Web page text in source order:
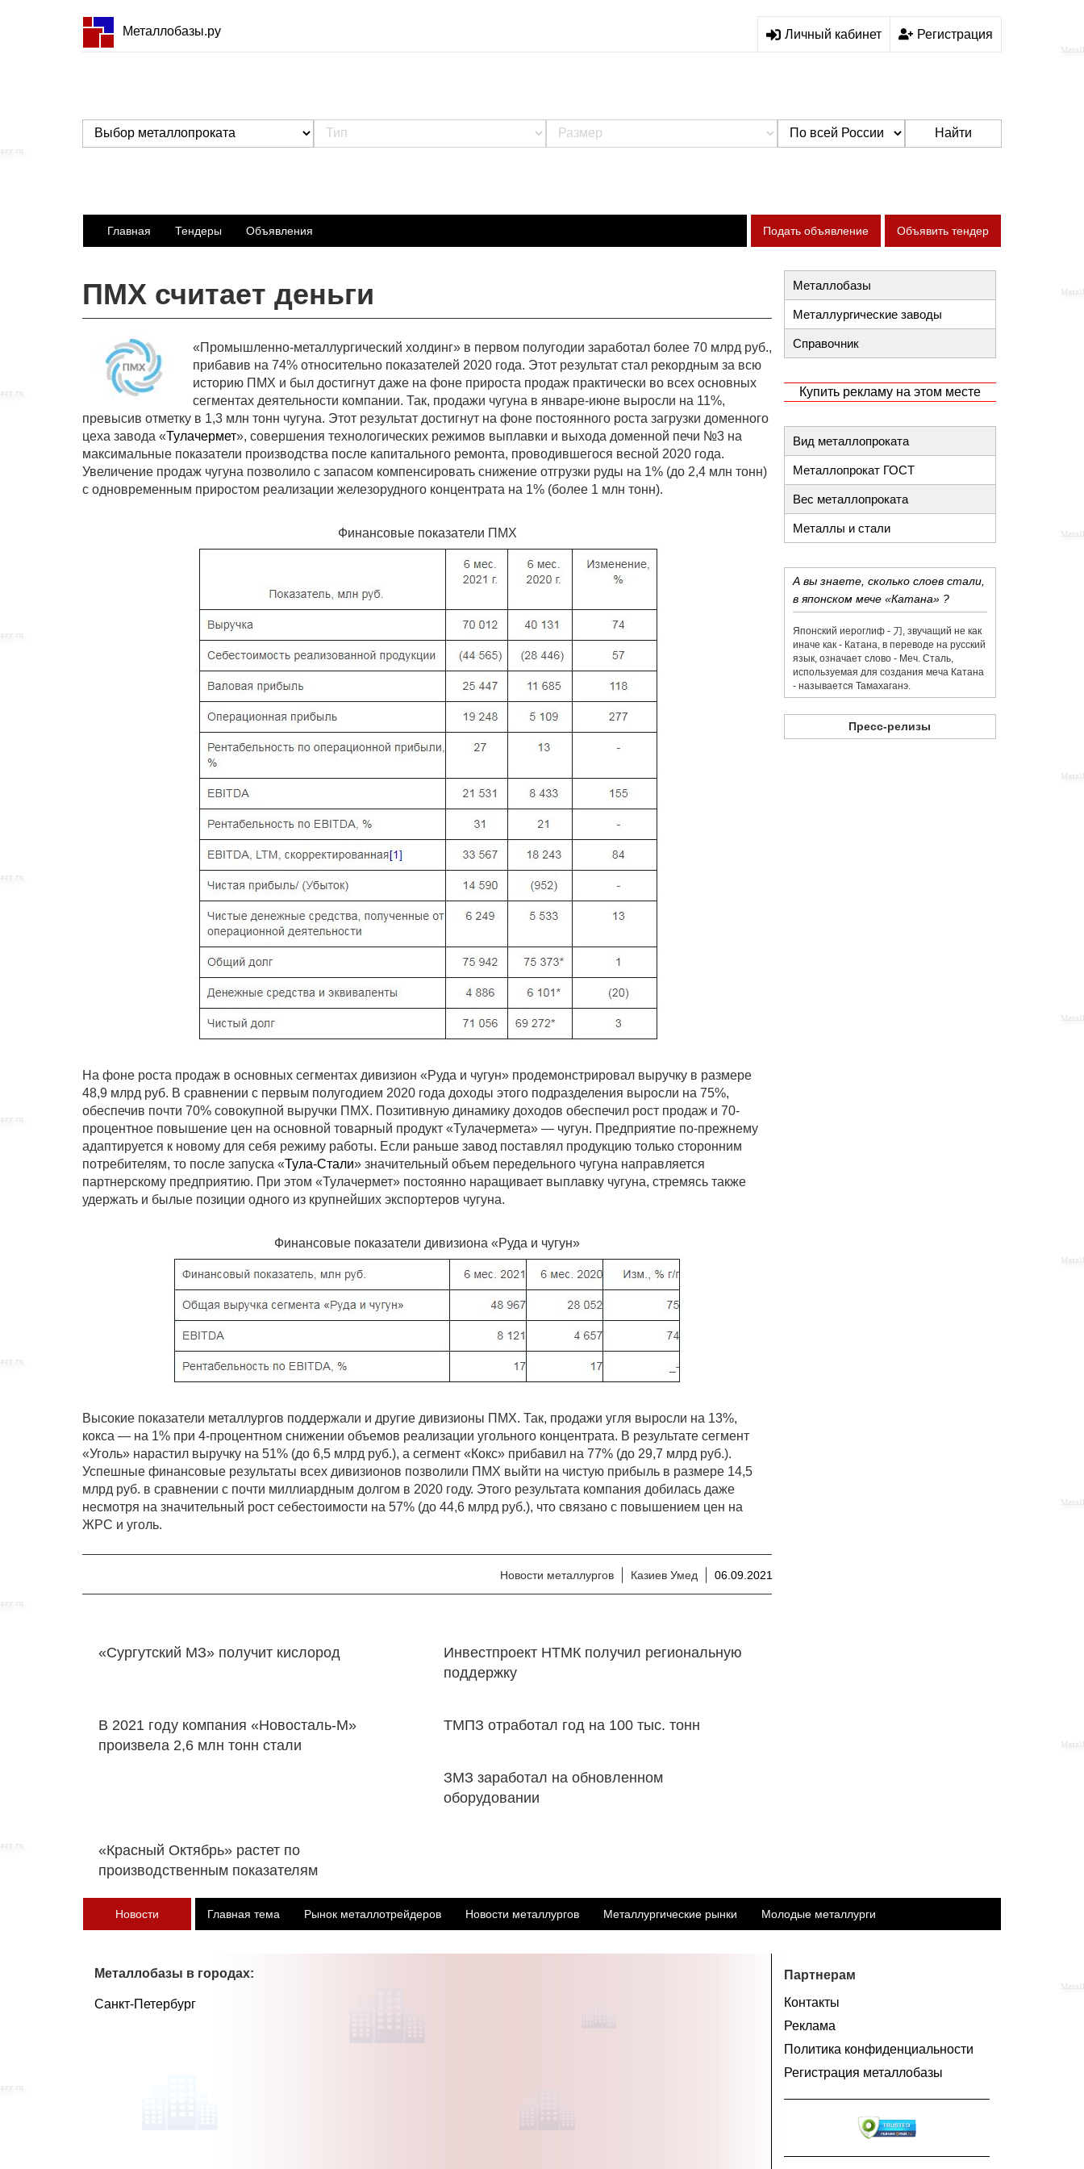
Металлобазы.ру Личный кабинет Регистрация
Найти
Главная Тендеры Объявления Подать объявление Объявить тендер
ПМХ считает деньги
«Промышленно-металлургический холдинг» в первом полугодии заработал более 70 млрд руб.,
прибавив на 74% относительно показателей 2020 года. Этот результат стал рекордным за всю
историю ПМХ и был достигнут даже на фоне прироста продаж практически во всех основных
сегментах деятельности компании. Так, продажи чугуна в январе-июне выросли на 11%,
превысив отметку в 1,3 млн тонн чугуна. Этот результат достигнут на фоне постоянного роста загрузки доменного
цеха завода «Тулачермет», совершения технологических режимов выплавки и выхода доменной печи №3 на
максимальные показатели производства после капитального ремонта, проводившегося весной 2020 года.
Увеличение продаж чугуна позволило с запасом компенсировать снижение отгрузки руды на 1% (до 2,4 млн тонн)
с одновременным приростом реализации железорудного концентрата на 1% (более 1 млн тонн).
Финансовые показатели ПМХ
На фоне роста продаж в основных сегментах дивизион «Руда и чугун» продемонстрировал выручку в размере
48,9 млрд руб. В сравнении с первым полугодием 2020 года доходы этого подразделения выросли на 75%,
обеспечив почти 70% совокупной выручки ПМХ. Позитивную динамику доходов обеспечил рост продаж и 70-
процентное повышение цен на основной товарный продукт «Тулачермета» — чугун. Предприятие по-прежнему
адаптируется к новому для себя режиму работы. Если раньше завод поставлял продукцию только сторонним
потребителям, то после запуска «Тула-Стали» значительный объем передельного чугуна направляется
партнерскому предприятию. При этом «Тулачермет» постоянно наращивает выплавку чугуна, стремясь также
удержать и былые позиции одного из крупнейших экспортеров чугуна.
Финансовые показатели дивизиона «Руда и чугун»
Высокие показатели металлургов поддержали и другие дивизионы ПМХ. Так, продажи угля выросли на 13%,
кокса — на 1% при 4-процентном снижении объемов реализации угольного концентрата. В результате сегмент
«Уголь» нарастил выручку на 51% (до 6,5 млрд руб.), а сегмент «Кокс» прибавил на 77% (до 29,7 млрд руб.).
Успешные финансовые результаты всех дивизионов позволили ПМХ выйти на чистую прибыль в размере 14,5
млрд руб. в сравнении с почти миллиардным долгом в 2020 году. Этого результата компания добилась даже
несмотря на значительный рост себестоимости на 57% (до 44,6 млрд руб.), что связано с повышением цен на
ЖРС и уголь.
Новости металлургов Казиев Умед 06.09.2021
«Сургутский МЗ» получит кислород
Инвестпроект НТМК получил региональную
поддержку
В 2021 году компания «Новосталь-М»
произвела 2,6 млн тонн стали
ТМПЗ отработал год на 100 тыс. тонн
ЗМЗ заработал на обновленном
оборудовании
«Красный Октябрь» растет по
производственным показателям
Металлобазы
Металлургические заводы
Справочник
Купить рекламу на этом месте
Вид металлопроката
Металлопрокат ГОСТ
Вес металлопроката
Металлы и стали
А вы знаете, сколько слоев стали,
в японском мече «Катана» ?
Японский иероглиф - 刀,​ звучащий не как
иначе как - Катана, в переводе на русский
язык, означает слово - Меч. Сталь,
используемая для создания меча Катана
- называется Тамахаганэ.
Пресс-релизы
Новости Главная тема Рынок металлотрейдеров Новости металлургов Металлургические рынки Молодые металлурги
Металлобазы в городах:
Санкт-Петербург
Партнерам
Контакты
Реклама
Политика конфиденциальности
Регистрация металлобазы